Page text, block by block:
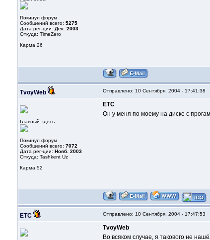
Покинул форум
Сообщений всего: 5275
Дата рег-ции: Дек. 2003
Откуда: TimeZero
Карма 26
TvoyWeb Отправлено: 10 Сентября, 2004 - 17:41:38
Главный здесь
Покинул форум
Сообщений всего: 7072
Дата рег-ции: Нояб. 2003
Откуда: Tashkent Uz
Карма 52
ETC
Он у меня по моему на диске с
ETC Отправлено: 10 Сентября, 2004 - 17:47:53
TvoyWeb
Во всяком случае, я такового не